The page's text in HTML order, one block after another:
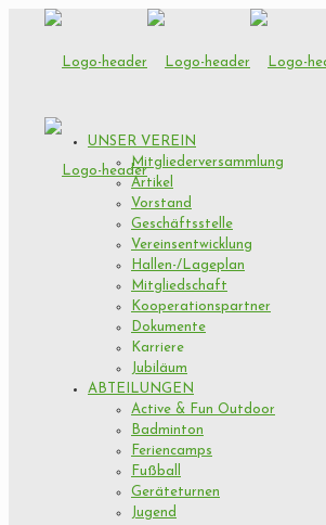
UNSER VEREIN
Mitgliederversammlung
Artikel
Vorstand
Geschäftsstelle
Vereinsentwicklung
Hallen-/Lageplan
Mitgliedschaft
Kooperationspartner
Dokumente
Karriere
Jubiläum
ABTEILUNGEN
Active & Fun Outdoor
Badminton
Feriencamps
Fußball
Geräteturnen
Jugend